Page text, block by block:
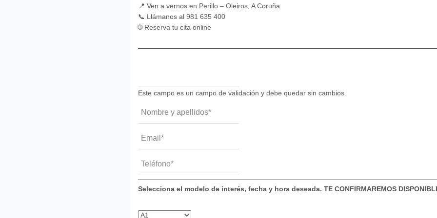
📍 Ven a vernos en Perillo – Oleiros, A Coruña
📞 Llámanos al 981 635 400
🌐 Reserva tu cita online
Este campo es un campo de validación y debe quedar sin cambios.
Selecciona el modelo de interés, fecha y hora deseada. TE CONFIRMAREMOS
Modelo (Obligatorio)